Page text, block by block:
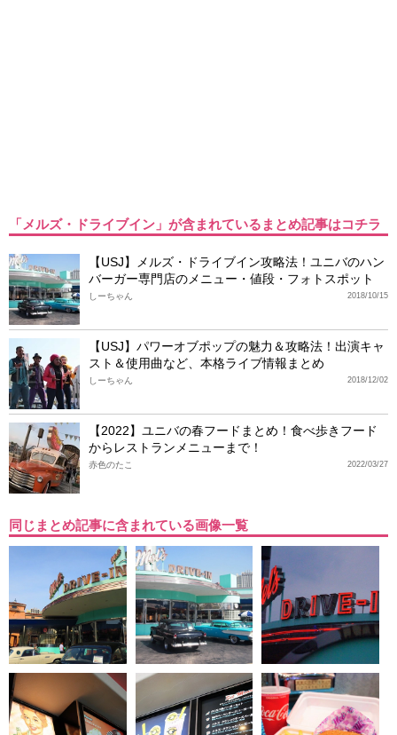
「メルズ・ドライブイン」が含まれているまとめ記事はコチラ
【USJ】メルズ・ドライブイン攻略法！ユニバのハン
バーガー専門店のメニュー・値段・フォトスポット
2018/10/15
しーちゃん
【USJ】パワーオブポップの魅力＆攻略法！出演キャ
スト＆使用曲など、本格ライブ情報まとめ
2018/12/02
しーちゃん
【2022】ユニバの春フードまとめ！食べ歩きフード
からレストランメニューまで！
2022/03/27
赤色のたこ
同じまとめ記事に含まれている画像一覧